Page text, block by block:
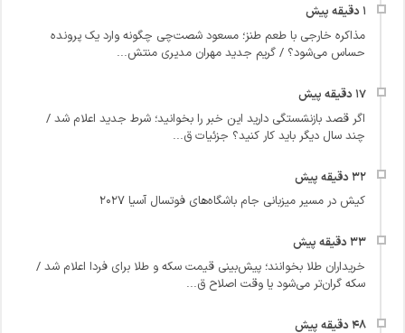
مذاکره خارجی با طعم طنز؛ مسعود شصت‌چی چگونه وارد یک پرونده
حساس می‌شود؟ / گریم جدید مهران مدیری منتش...
اگر قصد بازنشستگی دارید این خبر را بخوانید؛ شرط جدید اعلام شد /
چند سال دیگر باید کار کنید؟ جزئیات ق...
کیش در مسیر میزبانی جام باشگاه‌های فوتسال آسیا ۲۰۲۷
خریداران طلا بخوانند؛ پیش‌بینی قیمت سکه و طلا برای فردا اعلام شد /
سکه گران‌تر می‌شود یا وقت اصلاح ق...